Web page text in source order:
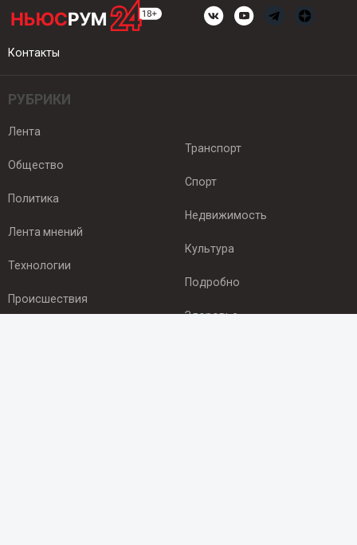
Контакты
РУБРИКИ
Лента
Общество
Политика
Лента мнений
Технологии
Происшествия
Транспорт
Спорт
Недвижимость
Культура
Подробно
Здоровье